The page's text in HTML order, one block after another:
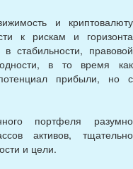
и криптовалюту
к рискам и горизонта
стабильности, правовой
в то время как
прибыли, но с
портфеля разумно
активов, тщательно
и цели.